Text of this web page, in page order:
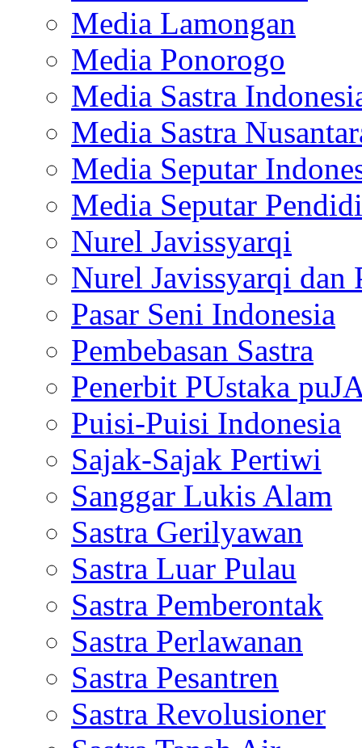
Media Lamongan
Media Ponorogo
Media Sastra
Media Sastra
Media Seputar
Media Seputar
Nurel Javissyarqi
Nurel Javissyarqi dan
Pasar Seni Indonesia
Pembebasan Sastra
Penerbit PUstaka
Puisi-Puisi Indonesia
Sajak-Sajak Pertiwi
Sanggar Lukis Alam
Sastra Gerilyawan
Sastra Luar Pulau
Sastra Pemberontak
Sastra Perlawanan
Sastra Pesantren
Sastra Revolusioner